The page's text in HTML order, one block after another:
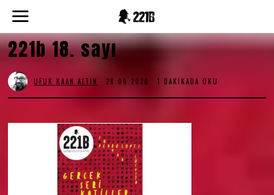
221b 18. sayı
UFUK KAAN ALTIN 28.06.2020 2
.
1 DAKIKADA OKU